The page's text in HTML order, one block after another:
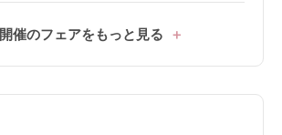
催のフェアをもっと見る